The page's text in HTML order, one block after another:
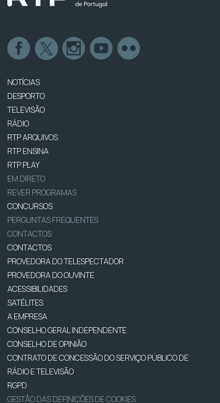
NOTÍCIAS
DESPORTO
TELEVISÃO
RÁDIO
RTP ARQUIVOS
RTP ENSINA
RTP PLAY
EM DIRETO
REVER PROGRAMAS
CONCURSOS
PERGUNTAS FREQUENTES
CONTACTOS
CONTACTOS
PROVEDORA DO TELESPECTADOR
PROVEDORA DO OUVINTE
ACESSIBILIDADES
SATÉLITES
A EMPRESA
CONSELHO GERAL INDEPENDENTE
CONSELHO DE OPINIÃO
CONTRATO DE CONCESSÃO DO SERVIÇO PÚBLICO DE
RÁDIO E TELEVISÃO
RGPD
GESTÃO DAS DEFINIÇÕES DE COOKIES